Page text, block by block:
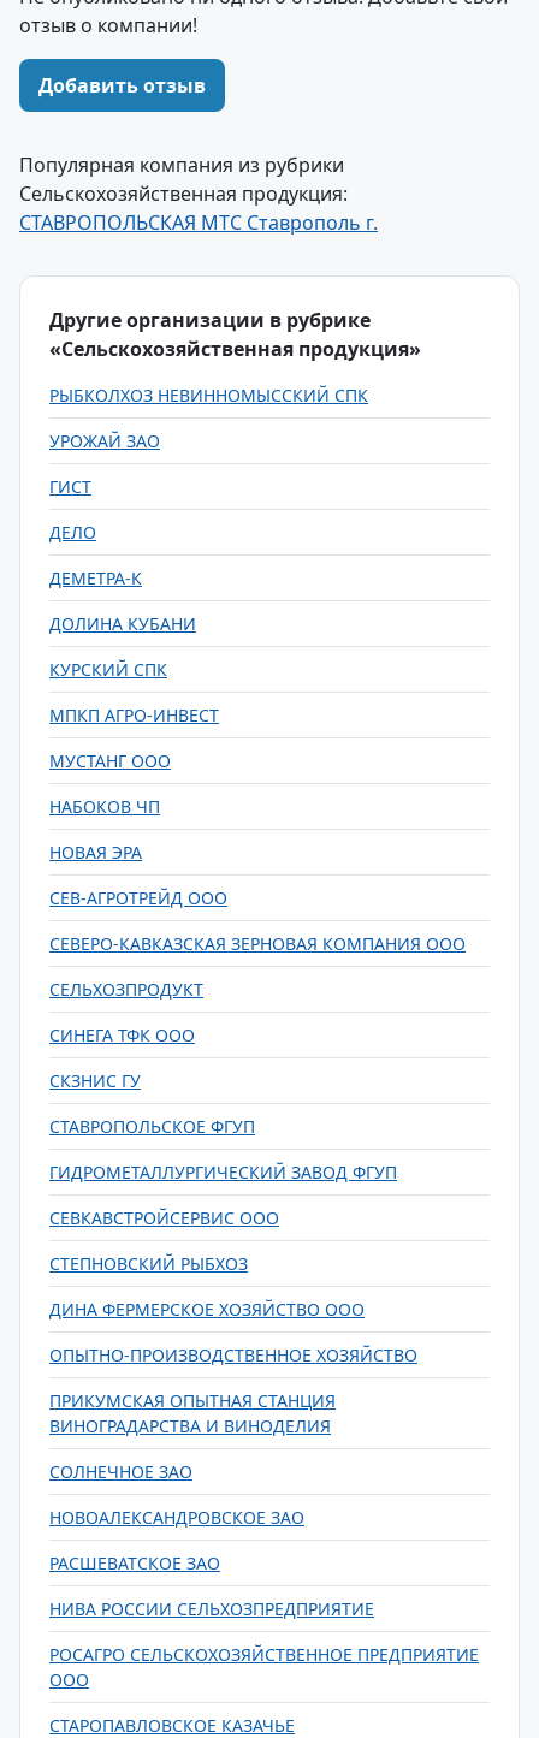
отзыв о компании!
Добавить отзыв
Популярная компания из рубрики
Сельскохозяйственная продукция:
СТАВРОПОЛЬСКАЯ МТС Ставрополь г.
Другие организации в рубрике
«Сельскохозяйственная продукция»
РЫБКОЛХОЗ НЕВИННОМЫССКИЙ СПК
УРОЖАЙ ЗАО
ГИСТ
ДЕЛО
ДЕМЕТРА-К
ДОЛИНА КУБАНИ
КУРСКИЙ СПК
МПКП АГРО-ИНВЕСТ
МУСТАНГ ООО
НАБОКОВ ЧП
НОВАЯ ЭРА
СЕВ-АГРОТРЕЙД ООО
СЕВЕРО-КАВКАЗСКАЯ ЗЕРНОВАЯ КОМПАНИЯ ООО
СЕЛЬХОЗПРОДУКТ
СИНЕГА ТФК ООО
СКЗНИС ГУ
СТАВРОПОЛЬСКОЕ ФГУП
ГИДРОМЕТАЛЛУРГИЧЕСКИЙ ЗАВОД ФГУП
СЕВКАВСТРОЙСЕРВИС ООО
СТЕПНОВСКИЙ РЫБХОЗ
ДИНА ФЕРМЕРСКОЕ ХОЗЯЙСТВО ООО
ОПЫТНО-ПРОИЗВОДСТВЕННОЕ ХОЗЯЙСТВО
ПРИКУМСКАЯ ОПЫТНАЯ СТАНЦИЯ
ВИНОГРАДАРСТВА И ВИНОДЕЛИЯ
СОЛНЕЧНОЕ ЗАО
НОВОАЛЕКСАНДРОВСКОЕ ЗАО
РАСШЕВАТСКОЕ ЗАО
НИВА РОССИИ СЕЛЬХОЗПРЕДПРИЯТИЕ
РОСАГРО СЕЛЬСКОХОЗЯЙСТВЕННОЕ ПРЕДПРИЯТИЕ
ООО
СТАРОПАВЛОВСКОЕ КАЗАЧЬЕ